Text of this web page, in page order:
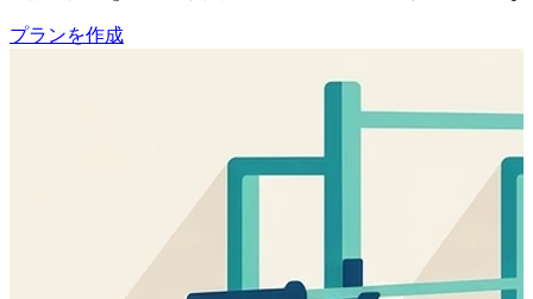
プランを作成